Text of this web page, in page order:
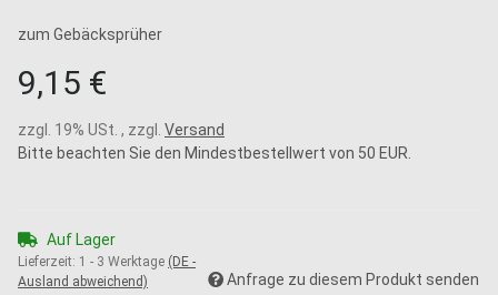
zum Gebäcksprüher
9,15 €
zzgl. 19% USt. , zzgl. Versand
Bitte beachten Sie den Mindestbestellwert von 50 EUR.
Auf Lager
Lieferzeit: 1 - 3 Werktage (DE -
Ausland abweichend)
Anfrage zu diesem Produkt senden